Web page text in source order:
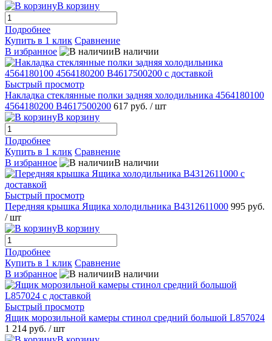
В корзину
Подробнее
Купить в 1 клик Сравнение
В избранное
В наличии
Быстрый просмотр
Накладка стеклянные полки задняя холодильника 4564180100
4564180200 B4617500200 617 руб. / шт
В корзину
Подробнее
Купить в 1 клик Сравнение
В избранное
В наличии
Быстрый просмотр
Передняя крышка Ящика холодильника B4312611000 995 руб.
/ шт
В корзину
Подробнее
Купить в 1 клик Сравнение
В избранное
В наличии
Быстрый просмотр
Ящик морозильной камеры стинол средний большой L857024
1 214 руб. / шт